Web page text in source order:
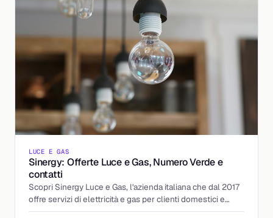
LUCE E GAS
Sinergy: Offerte Luce e Gas, Numero Verde e
contatti
Scopri Sinergy Luce e Gas, l'azienda italiana che dal 2017
offre servizi di elettricità e gas per clienti domestici e
aziendali.